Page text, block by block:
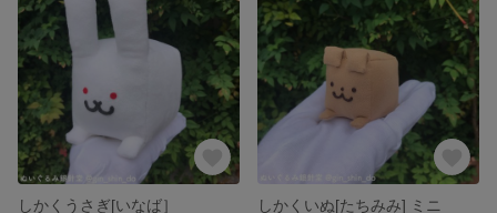
しかくうさぎ[いなば］
しかくいぬ[たちみみ] ミニ